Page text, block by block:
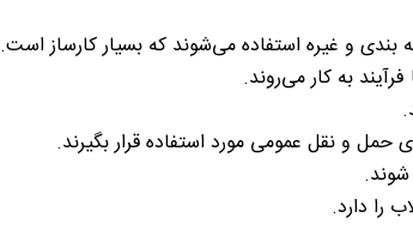
بندی و غیره استفاده می‌شوند که بسیار کار‌ساز است.
به ‌کار می‌روند.
حمل و نقل عمومی مورد استفاده قرار بگیرند.
شوند‌.
را دارد.